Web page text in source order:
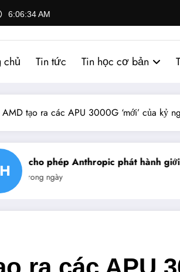
6:06:35 AM
chủ Tin tức Tin học cơ bản
AMD tạo ra các APU 3000G ‘mới’ của kỷ
Mỹ cho phép Anthropic phát hành giới
trong ngày